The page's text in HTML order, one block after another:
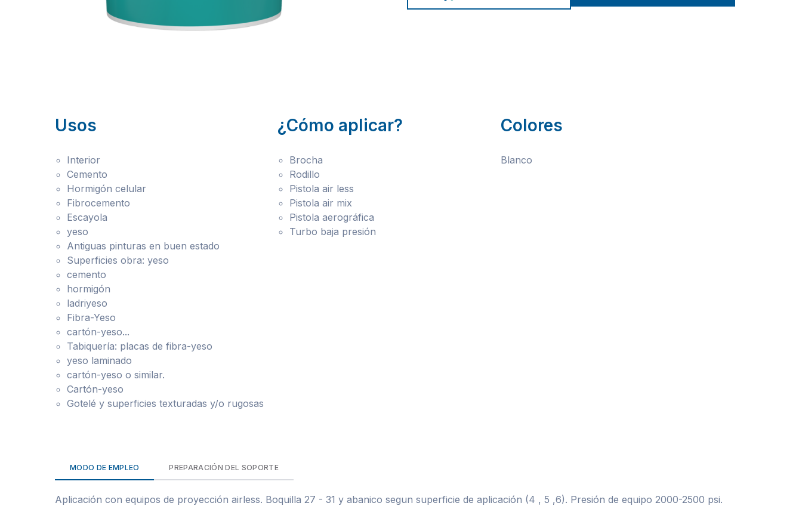
Usos
Interior
Cemento
Hormigón celular
Fibrocemento
Escayola
yeso
Antiguas pinturas en buen estado
Superficies obra: yeso
cemento
hormigón
ladriyeso
Fibra-Yeso
cartón-yeso...
Tabiquería: placas de fibra-yeso
yeso laminado
cartón-yeso o similar.
Cartón-yeso
Gotelé y superficies texturadas y/o rugosas
¿Cómo aplicar?
Brocha
Rodillo
Pistola air less
Pistola air mix
Pistola aerográfica
Turbo baja presión
Colores
Blanco
MODO DE EMPLEO PREPARACIÓN DEL SOPORTE
Aplicación con equipos de proyección airless. Boquilla 27 - 31 y abanico segun superficie de aplicación (4 , 5 ,6). Presión de equipo 2000-2500 psi.